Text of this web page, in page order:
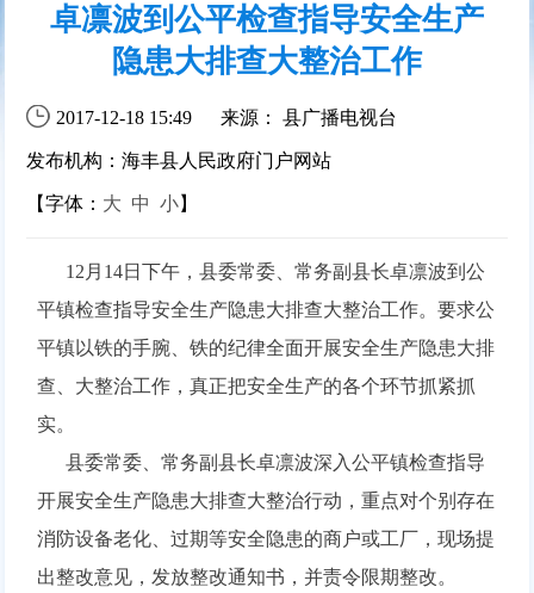
卓凛波到公平检查指导安全生产
隐患大排查大整治工作
2017-12-18 15:49 来源： 县广播电视台
发布机构：海丰县人民政府门户网站
【字体： 大 中 小】
12月14日下午，县委常委、常务副县长卓凛波到公
平镇检查指导安全生产隐患大排查大整治工作。要求公
平镇以铁的手腕、铁的纪律全面开展安全生产隐患大排
查、大整治工作，真正把安全生产的各个环节抓紧抓
实。
县委常委、常务副县长卓凛波深入公平镇检查指导
开展安全生产隐患大排查大整治行动，重点对个别存在
消防设备老化、过期等安全隐患的商户或工厂，现场提
出整改意见，发放整改通知书，并责令限期整改。